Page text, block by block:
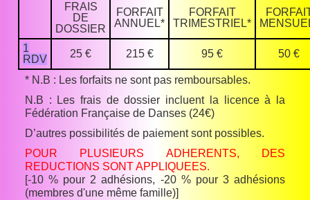
FRAIS
DE
DOSSIER
FORFAIT
ANNUEL*
FORFAIT
TRIMESTRIEL*
1
RDV
25 € 215 € 95 € 50 €
* N.B : Les forfaits ne sont pas remboursables.
N.B : Les frais de dossier incluent la licence à la
Fédération Française de Danses (24€)
D’autres possibilités de paiement sont possibles.
POUR PLUSIEURS ADHERENTS, DES
REDUCTIONS SONT APPLIQUEES.
[-10 % pour 2 adhésions, -20 % pour 3 adhésions
(membres d'une même famille)]